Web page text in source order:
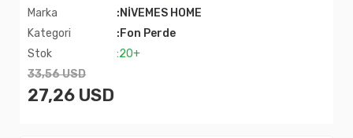
Marka
:NİVEMES HOME
Kategori
:Fon Perde
Stok
:20+
33,56 USD
27,26 USD